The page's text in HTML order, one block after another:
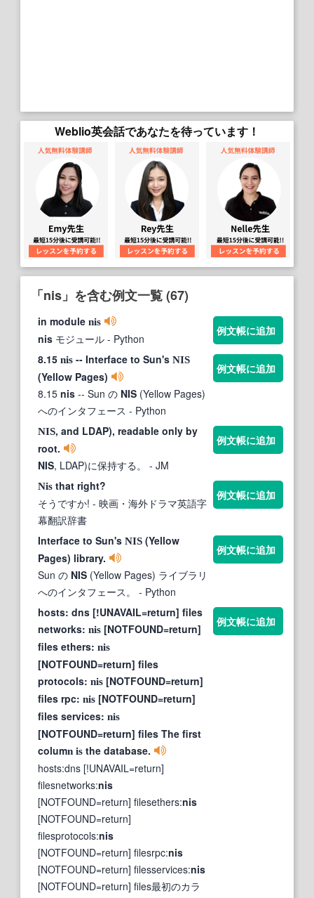
Weblio英会話であなたを待っています！
「nis」を含む例文一覧 (67)
in module nis
nis モジュール - Python
例文帳に追加
8.15 nis -- Interface to Sun's NIS
(Yellow Pages)
8.15 nis -- Sun の NIS (Yellow Pages)
へのインタフェース - Python
例文帳に追加
NIS, and LDAP), readable only by
root.
NIS, LDAP)に保持する。 - JM
例文帳に追加
Nis that right?
そうですか! - 映画・海外ドラマ英語字
幕翻訳辞書
例文帳に追加
Interface to Sun's NIS (Yellow
Pages) library.
Sun の NIS (Yellow Pages) ライブラリ
へのインタフェース。
- Python
例文帳に追加
hosts: dns [!UNAVAIL=return] files
networks: nis [NOTFOUND=return]
files ethers: nis
[NOTFOUND=return] files
protocols: nis [NOTFOUND=return]
files rpc: nis [NOTFOUND=return]
files services: nis
[NOTFOUND=return] files The first
column is the database.
hosts:dns [!UNAVAIL=return]
filesnetworks:nis
[NOTFOUND=return] filesethers:nis
[NOTFOUND=return]
filesprotocols:nis
[NOTFOUND=return] filesrpc:nis
[NOTFOUND=return] filesservices:nis
[NOTFOUND=return] files最初のカラ
例文帳に追加